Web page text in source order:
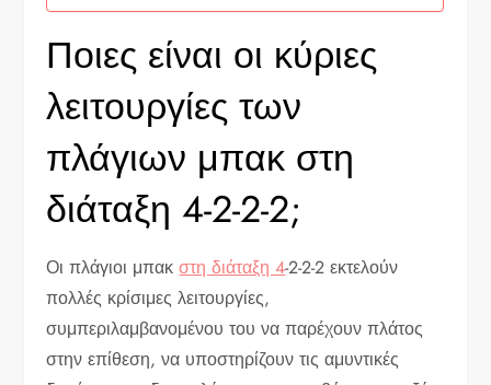
Ποιες είναι οι κύριες
λειτουργίες των
πλάγιων μπακ στη
διάταξη 4-2-2-2;
Οι πλάγιοι μπακστη διάταξη 4-2-2-2 εκτελούν
πολλές κρίσιμες λειτουργίες,
συμπεριλαμβανομένου του να παρέχουν πλάτος
στην επίθεση, να υποστηρίζουν τις αμυντικές